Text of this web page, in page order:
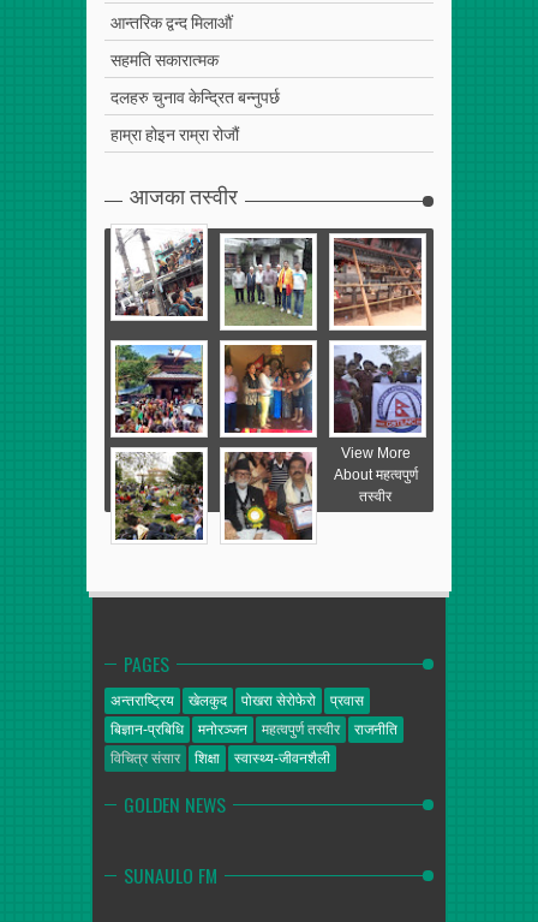
आन्तरिक द्वन्द मिलाऔं
सहमति सकारात्मक
दलहरु चुनाव केन्द्रित बन्नुपर्छ
हाम्रा होइन राम्रा रोजौं
आजका तस्वीर
View More
About महत्वपुर्ण
तस्वीर
PAGES
अन्तराष्ट्रिय खेलकुद पोखरा सेरोफेरो
प्रवास
बिज्ञान-प्रबिधि
मनोरञ्जन महत्वपुर्ण तस्वीर
राजनीति
विचित्र संसार
शिक्षा स्वास्थ्य-जीवनशैली
GOLDEN NEWS
SUNAULO FM